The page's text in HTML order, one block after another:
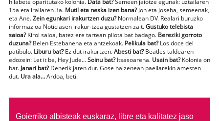
hilabete oparitutako kolonia. Data bat?Semeen jaiotze egunak: uztailaren
15a eta irailaren 3a. Mutil eta neska izen bana?Jon eta Joseba, semeenak,
eta Ane.Zein egunkari irakurtzen duzu?Normalean DV. Realari buruzko
informazioa Noticiasen irakur-tzea gustatzen zait.Gustuko telebista
saioa?Kirol saioa, batez ere tartean pilota bat badago. Bereziki gorroto
duzuna?Belen Estebanena eta antzekoak. Pelikula bat?Los doce del
patíbulo. Liburu bat?Ez dut irakurtzen.Abesti bat?Beatles taldearen
edozein: Let it be, Hey Jude…Soinu bat?Itsasoarena. Usain bat?Kolonia on
bat. Janari bat?Denetik jaten dut. Gose naizenean paellarekin amesten
dut. Ura ala…Ardoa, beti.
Goierriko albisteak euskaraz, libre eta kalitatez jaso